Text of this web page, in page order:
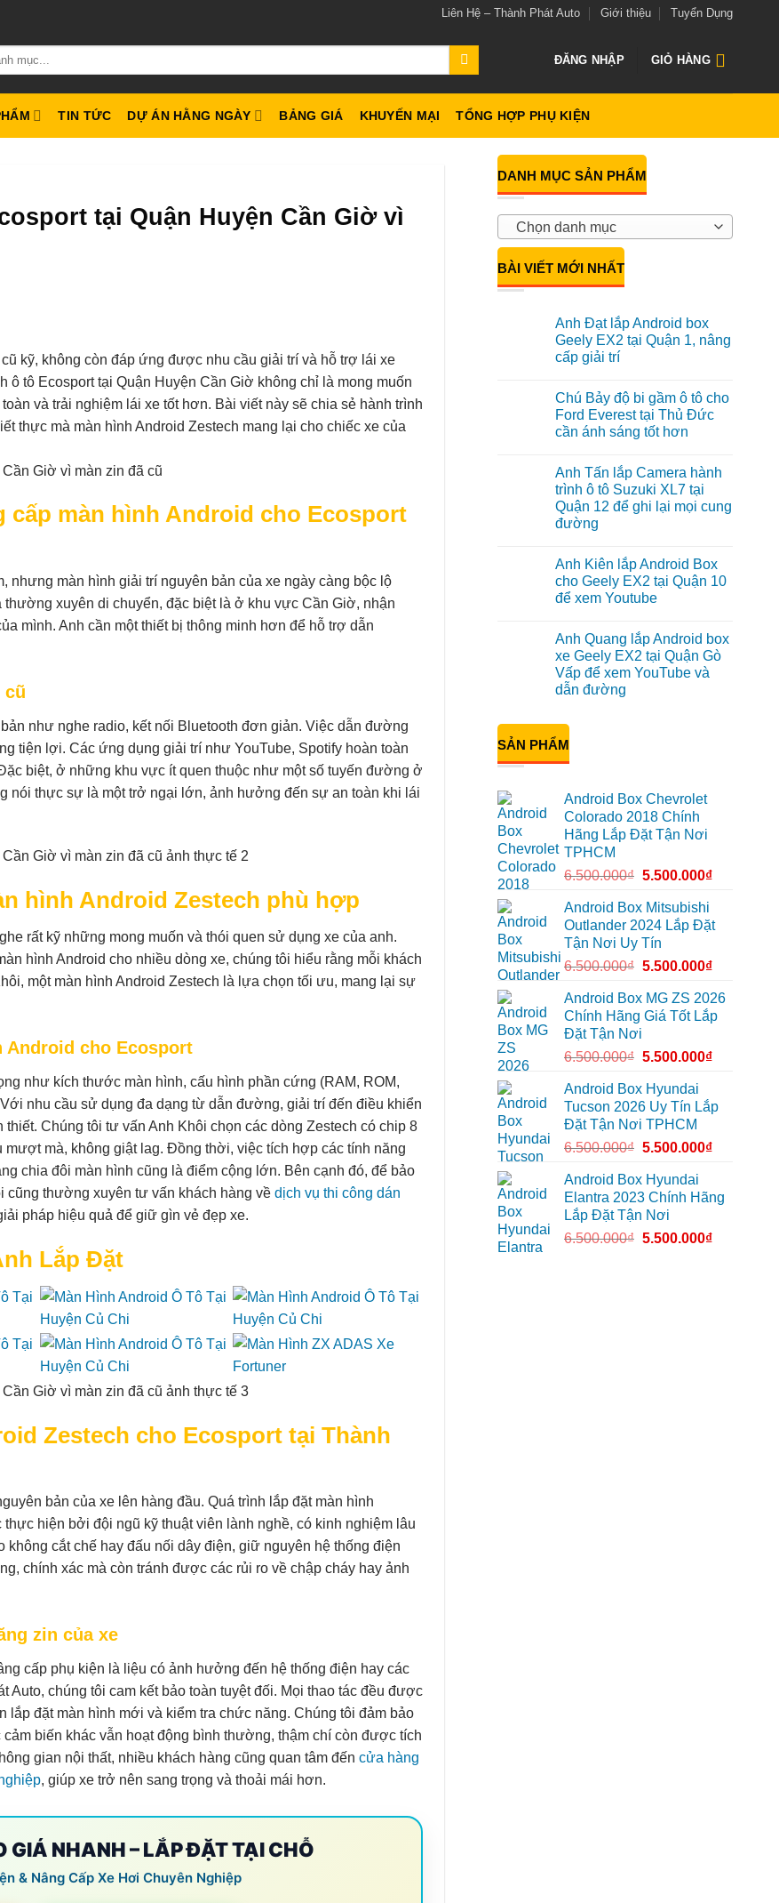
Liên Hệ – Thành Phát Auto Giới thiệu Tuyển Dụng
ĐĂNG NHẬP GIỎ HÀNG
TIN TỨC DỰ ÁN HẰNG NGÀY BẢNG GIÁ KHUYẾN MẠI TỔNG HỢP PHỤ KIỆN
tại Quận Huyện Cần Giờ vì
kỹ, không còn đáp ứng được nhu cầu giải trí và hỗ trợ lái xe
ô tô Ecosport tại Quận Huyện Cần Giờ không chỉ là mong muốn
và trải nghiệm lái xe tốt hơn. Bài viết này sẽ chia sẻ hành trình
thực mà màn hình Android Zestech mang lại cho chiếc xe của
màn hình Android cho Ecosport
nhưng màn hình giải trí nguyên bản của xe ngày càng bộc lộ
xuyên di chuyển, đặc biệt là ở khu vực Cần Giờ, nhận
mình. Anh cần một thiết bị thông minh hơn để hỗ trợ dẫn
cũ
như nghe radio, kết nối Bluetooth đơn giản. Việc dẫn đường
tiện lợi. Các ứng dụng giải trí như YouTube, Spotify hoàn toàn
biệt, ở những khu vực ít quen thuộc như một số tuyến đường ở
nói thực sự là một trở ngại lớn, ảnh hưởng đến sự an toàn khi lái
hình Android Zestech phù hợp
rất kỹ những mong muốn và thói quen sử dụng xe của anh.
hình Android cho nhiều dòng xe, chúng tôi hiểu rằng mỗi khách
một màn hình Android Zestech là lựa chọn tối ưu, mang lại sự
Android cho Ecosport
như kích thước màn hình, cấu hình phần cứng (RAM, ROM,
nhu cầu sử dụng đa dạng từ dẫn đường, giải trí đến điều khiển
Chúng tôi tư vấn Anh Khôi chọn các dòng Zestech có chip 8
mà, không giật lag. Đồng thời, việc tích hợp các tính năng
chia đôi màn hình cũng là điểm cộng lớn. Bên cạnh đó, để bảo
thường xuyên tư vấn khách hàng về dịch vụ thi công dán
pháp hiệu quả để giữ gìn vẻ đẹp xe.
Lắp Đặt
Zestech cho Ecosport tại Thành
bản của xe lên hàng đầu. Quá trình lắp đặt màn hình
hiện bởi đội ngũ kỹ thuật viên lành nghề, có kinh nghiệm lâu
cắt chế hay đấu nối dây điện, giữ nguyên hệ thống điện
chính xác mà còn tránh được các rủi ro về chập cháy hay ảnh
zin của xe
cấp phụ kiện là liệu có ảnh hưởng đến hệ thống điện hay các
Auto, chúng tôi cam kết bảo toàn tuyệt đối. Mọi thao tác đều được
lắp đặt màn hình mới và kiểm tra chức năng. Chúng tôi đảm bảo
biến khác vẫn hoạt động bình thường, thậm chí còn được tích
gian nội thất, nhiều khách hàng cũng quan tâm đến cửa hàng
, giúp xe trở nên sang trọng và thoải mái hơn.
GIÁ NHANH – LẮP ĐẶT TẠI CHỖ
& Nâng Cấp Xe Hơi Chuyên Nghiệp
DANH MỤC SẢN PHẨM
Chọn danh mục
BÀI VIẾT MỚI NHẤT
Anh Đạt lắp Android box
Geely EX2 tại Quận 1, nâng
cấp giải trí
bình
luận
ở
Anh
Android
box
Geely
EX2
tại
Quận
cấp
giải
trí
Chú Bảy độ bi gầm ô tô cho
Ford Everest tại Thủ Đức
cần ánh sáng tốt hơn
bình
luận
ở
Chú
Bảy
độ
ô
tô
cho
Ford
Thủ
Đức
cần
ánh
sáng
tốt
Anh Tấn lắp Camera hành
trình ô tô Suzuki XL7 tại
Quận 12 để ghi lại mọi cung
đường
bình
luận
ở
Anh
Camera
hành
trình
ô
tô
Suzuki
Quận
12
để
ghi
cung
đường
Anh Kiên lắp Android Box
cho Geely EX2 tại Quận 10
để xem Youtube
bình
luận
ở
Anh
Kiên
lắp
cho
Geely
tại
xem
Youtube
Anh Quang lắp Android box
xe Geely EX2 tại Quận Gò
Vấp để xem YouTube và
dẫn đường
bình
luận
ở
Anh
Android
box
Geely
EX2
tại
Quận
Gò
xem
YouTube
dẫn
đường
SẢN PHẨM
Android Box Chevrolet
Colorado 2018 Chính
Hãng Lắp Đặt Tận Nơi
TPHCM
6.500.000₫ 5.500.000₫
Android Box Mitsubishi
Outlander 2024 Lắp Đặt
Tận Nơi Uy Tín
6.500.000₫ 5.500.000₫
Android Box MG ZS 2026
Chính Hãng Giá Tốt Lắp
Đặt Tận Nơi
6.500.000₫ 5.500.000₫
Android Box Hyundai
Tucson 2026 Uy Tín Lắp
Đặt Tận Nơi TPHCM
6.500.000₫ 5.500.000₫
Android Box Hyundai
Elantra 2023 Chính Hãng
Lắp Đặt Tận Nơi
6.500.000₫ 5.500.000₫